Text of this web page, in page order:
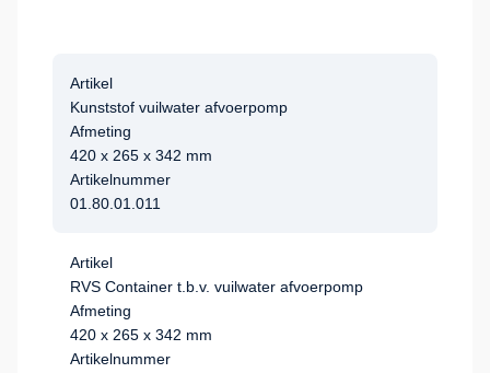
Artikel
Kunststof vuilwater afvoerpomp
Afmeting
420 x 265 x 342 mm
Artikelnummer
01.80.01.011
Artikel
RVS Container t.b.v. vuilwater afvoerpomp
Afmeting
420 x 265 x 342 mm
Artikelnummer